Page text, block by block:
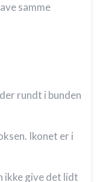
samme
rundt i bunden
Ikonet er i
ikke give det lidt